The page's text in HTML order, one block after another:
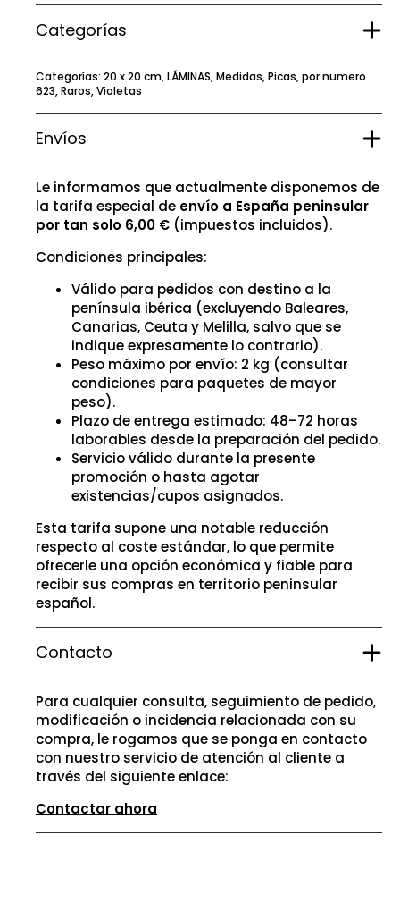
Categorías
Categorías: 20 x 20 cm,LÁMINAS,Medidas,Picas,por numero
623,Raros,Violetas
Envíos
Le informamos que actualmente disponemos de
la tarifa especial de envío a España peninsular
por tan solo 6,00 € (impuestos incluidos).
Condiciones principales:
Válido para pedidos con destino a la
península ibérica (excluyendo Baleares,
Canarias, Ceuta y Melilla, salvo que se
indique expresamente lo contrario).
Peso máximo por envío: 2 kg (consultar
condiciones para paquetes de mayor
peso).
Plazo de entrega estimado: 48–72 horas
laborables desde la preparación del pedido.
Servicio válido durante la presente
promoción o hasta agotar
existencias/cupos asignados.
Esta tarifa supone una notable reducción
respecto al coste estándar, lo que permite
ofrecerle una opción económica y fiable para
recibir sus compras en territorio peninsular
español.
Contacto
Para cualquier consulta, seguimiento de pedido,
modificación o incidencia relacionada con su
compra, le rogamos que se ponga en contacto
con nuestro servicio de atención al cliente a
través del siguiente enlace:
Contactar ahora